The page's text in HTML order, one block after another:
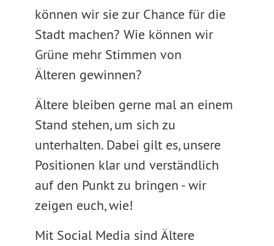
können wir sie zur Chance für die
Stadt machen? Wie können wir
Grüne mehr Stimmen von
Älteren gewinnen?
Ältere bleiben gerne mal an einem
Stand stehen, um sich zu
unterhalten. Dabei gilt es, unsere
Positionen klar und verständlich
auf den Punkt zu bringen - wir
zeigen euch, wie!
Mit Social Media sind Ältere